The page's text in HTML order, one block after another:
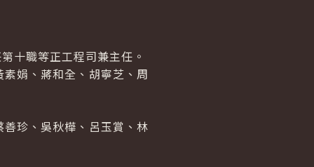
十職等正工程司兼主任。
娟、蔣和全、胡寧芝、周
珍、吳秋樺、呂玉賞、林